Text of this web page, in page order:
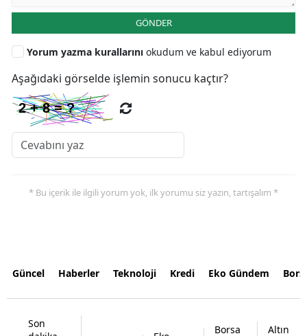
GÖNDER
Yorum yazma kurallarını okudum ve kabul ediyorum
Aşağıdaki görselde işlemin sonucu kaçtır?
* Bu içerik ile ilgili yorum yok, ilk yorumu siz yazın, tartışalım *
Güncel Haberler Teknoloji Kredi Eko Gündem
Son
Borsa Altın